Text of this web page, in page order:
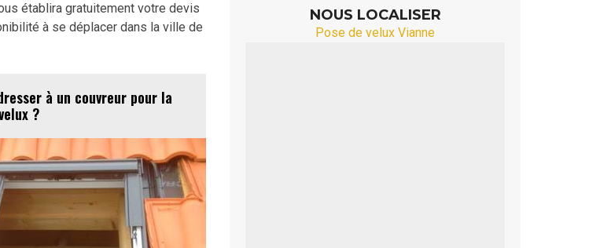
établira gratuitement votre devis
à se déplacer dans la ville de
à un couvreur pour la
?
NOUS LOCALISER
Pose de velux Vianne